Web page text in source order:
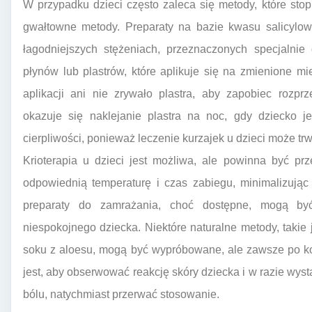
W przypadku dzieci często zaleca się metody, które
gwałtowne metody. Preparaty na bazie kwasu
łagodniejszych stężeniach, przeznaczonych
płynów lub plastrów, które aplikuje się na zmienione
aplikacji ani nie zrywało plastra, aby zapobiec
okazuje się naklejanie plastra na noc, gdy dziecko
cierpliwości, ponieważ leczenie kurzajek u dzieci może
Krioterapia u dzieci jest możliwa, ale powinna być
odpowiednią temperaturę i czas zabiegu,
preparaty do zamrażania, choć dostępne, mogą
niespokojnego dziecka. Niektóre naturalne metody,
soku z aloesu, mogą być wypróbowane, ale zawsze po
jest, aby obserwować reakcję skóry dziecka i w razie
bólu, natychmiast przerwać stosowanie.